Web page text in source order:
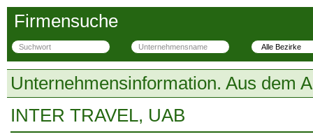
Firmensuche
Unternehmensinformation. Aus dem
INTER TRAVEL, UAB